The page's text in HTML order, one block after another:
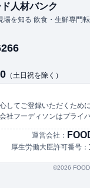
人材バンク
場を知る 飲食・生鮮専門
（土日祝を除く）
してご登録いただくため
社フーディソンはプライ
運営会社：
厚生労働大臣許可番号：
©︎2026